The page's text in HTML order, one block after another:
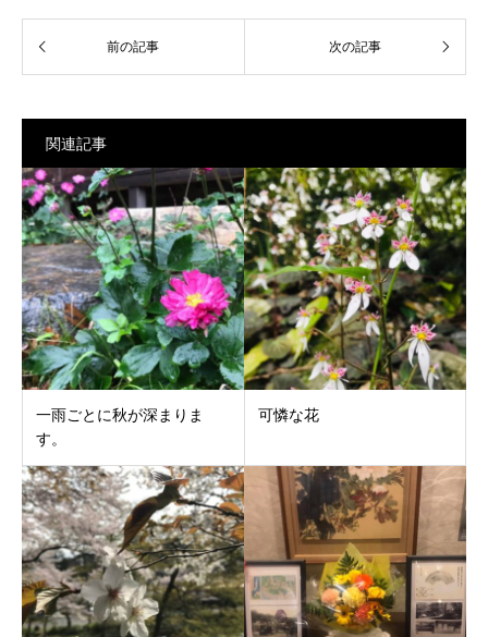
関連記事
一雨ごとに秋が深まりま
す。
可憐な花